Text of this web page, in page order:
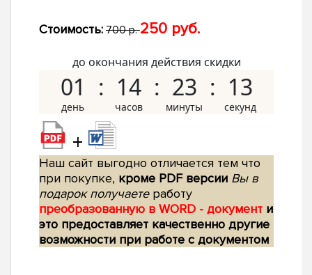
Стоимость: 700 р.250 руб.
до окончания действия скидки
01 14 23 12
+
Наш сайт выгодно отличается тем что
при покупке, кроме PDF версии Вы в
подарок получаетеработу
преобразованную в WORD - документ и
это предоставляет качественно другие
возможности при работе с документом